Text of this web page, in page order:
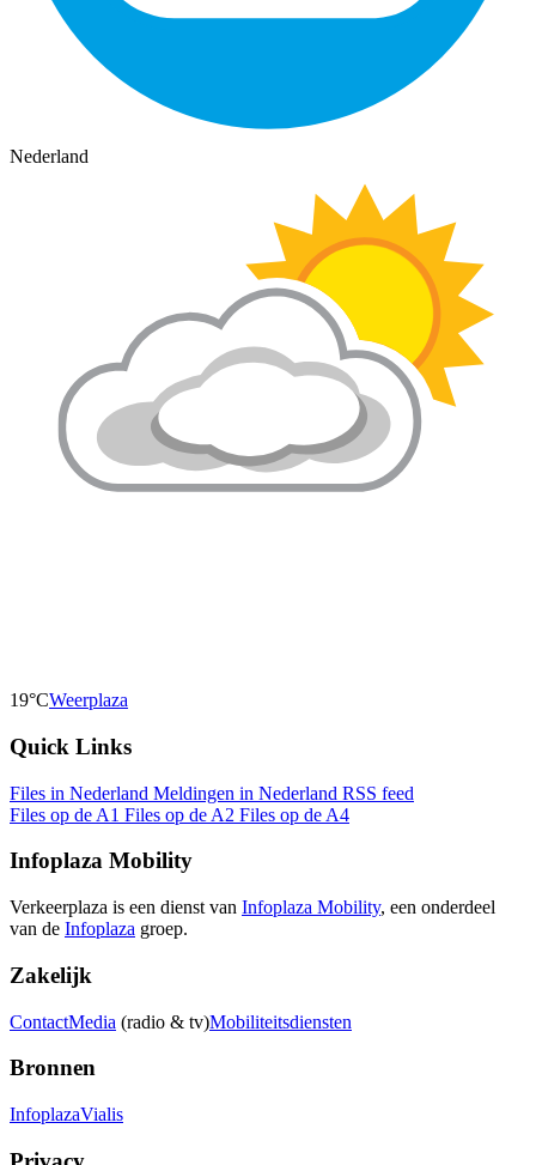
Nederland
19°CWeerplaza
Quick Links
Files in Nederland Meldingen in Nederland RSS feed
Files op de A1 Files op de A2 Files op de A4
Infoplaza Mobility
Verkeerplaza is een dienst van Infoplaza Mobility, een onderdeel
van de Infoplaza groep.
Zakelijk
ContactMedia (radio & tv)Mobiliteitsdiensten
Bronnen
InfoplazaVialis